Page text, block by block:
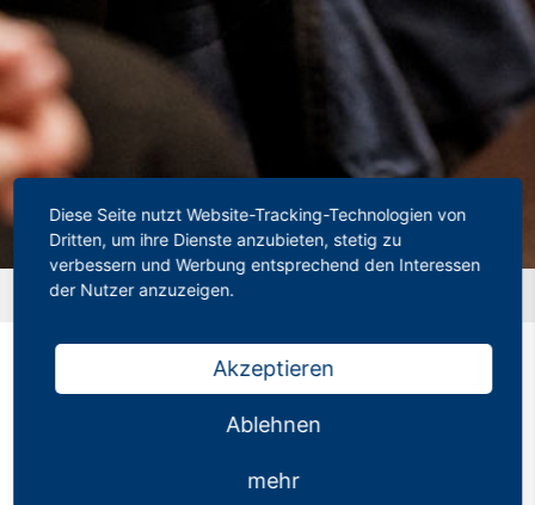
Startseite»Düsseldorf: Philologenverband zieht Bilanz
Düsseldorf:
Philologenverband zieht
Diese Seite nutzt Website-Tracking-Technologien von
Dritten, um ihre Dienste anzubieten, stetig zu
verbessern und Werbung entsprechend den Interessen
der Nutzer anzuzeigen.
Akzeptieren
Ablehnen
mehr